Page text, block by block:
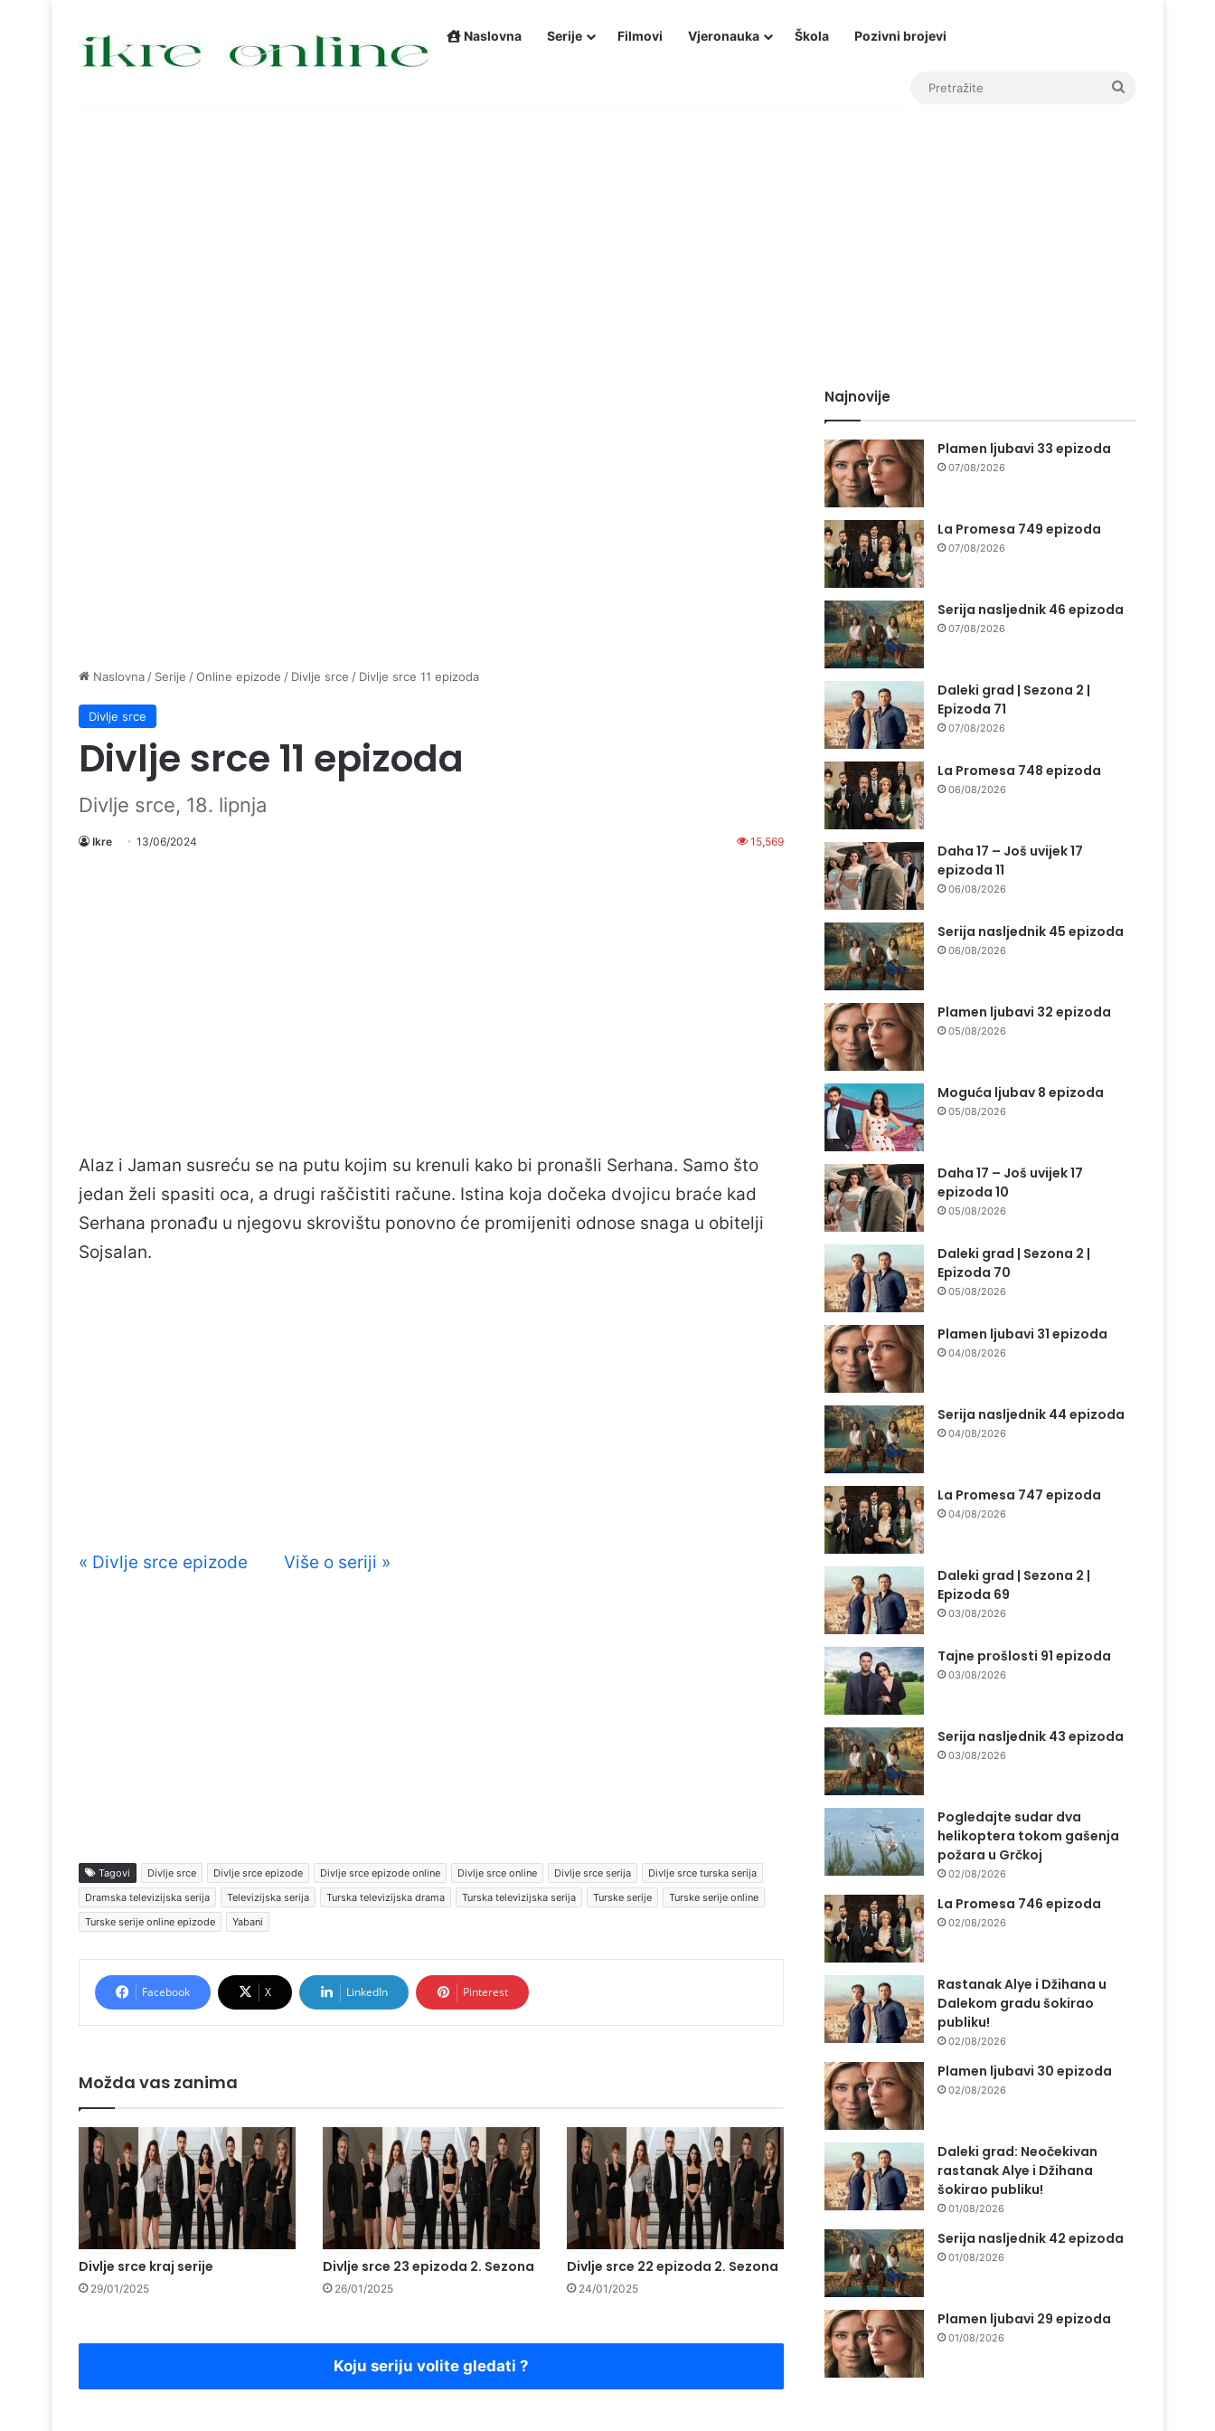
Naslovna Serije Filmovi Vjeronauka Škola Pozivni brojevi
Naslovna / Serije /Online epizode / Divlje srce / Divlje srce 11 epizoda
Divlje srce
Divlje srce 11 epizoda
Divlje srce, 18. lipnja
Ikre 13/06/2024 15,569
Alaz i Jaman susreću se na putu kojim su krenuli kako bi pronašli Serhana. Samo što
jedan želi spasiti oca, a drugi raščistiti račune. Istina koja dočeka dvojicu braće kad
Serhana pronađu u njegovu skrovištu ponovno će promijeniti odnose snaga u obitelji
Sojsalan.
« Divlje srce epizode Više o seriji »
Tagovi Divlje srce Divlje srce epizode Divlje srce epizode online Divlje srce online Divlje srce serija
Divlje srce turska serija
Dramska televizijska serija
Televizijska serija Turska televizijska drama Turska televizijska serija Turske serije
Turske serije online
Turske serije online epizode
Yabani
Facebook X LinkedIn Pinterest
Možda vas zanima
Divlje srce kraj serije
29/01/2025
Divlje srce 23 epizoda 2. Sezona
26/01/2025
Divlje srce 22 epizoda 2. Sezona
24/01/2025
Koju seriju volite gledati ?
Najnovije
Plamen ljubavi 33 epizoda
07/08/2026
La Promesa 749 epizoda
07/08/2026
Serija nasljednik 46 epizoda
07/08/2026
Daleki grad | Sezona 2 |
Epizoda 71
07/08/2026
La Promesa 748 epizoda
06/08/2026
Daha 17 – Još uvijek 17
epizoda 11
06/08/2026
Serija nasljednik 45 epizoda
06/08/2026
Plamen ljubavi 32 epizoda
05/08/2026
Moguća ljubav 8 epizoda
05/08/2026
Daha 17 – Još uvijek 17
epizoda 10
05/08/2026
Daleki grad | Sezona 2 |
Epizoda 70
05/08/2026
Plamen ljubavi 31 epizoda
04/08/2026
Serija nasljednik 44 epizoda
04/08/2026
La Promesa 747 epizoda
04/08/2026
Daleki grad | Sezona 2 |
Epizoda 69
03/08/2026
Tajne prošlosti 91 epizoda
03/08/2026
Serija nasljednik 43 epizoda
03/08/2026
Pogledajte sudar dva
helikoptera tokom gašenja
požara u Grčkoj
02/08/2026
La Promesa 746 epizoda
02/08/2026
Rastanak Alye i Džihana u
Dalekom gradu šokirao
publiku!
02/08/2026
Plamen ljubavi 30 epizoda
02/08/2026
Daleki grad: Neočekivan
rastanak Alye i Džihana
šokirao publiku!
01/08/2026
Serija nasljednik 42 epizoda
01/08/2026
Plamen ljubavi 29 epizoda
01/08/2026